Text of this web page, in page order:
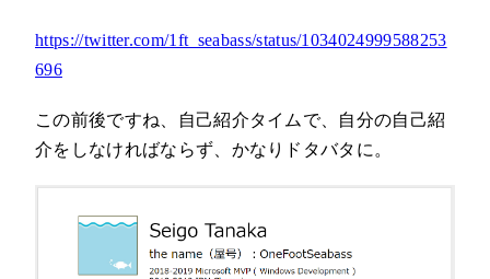
https://twitter.com/1ft_seabass/status/1034024999588253
696
この前後ですね、自己紹介タイムで、自分の自己紹
介をしなければならず、かなりドタバタに。